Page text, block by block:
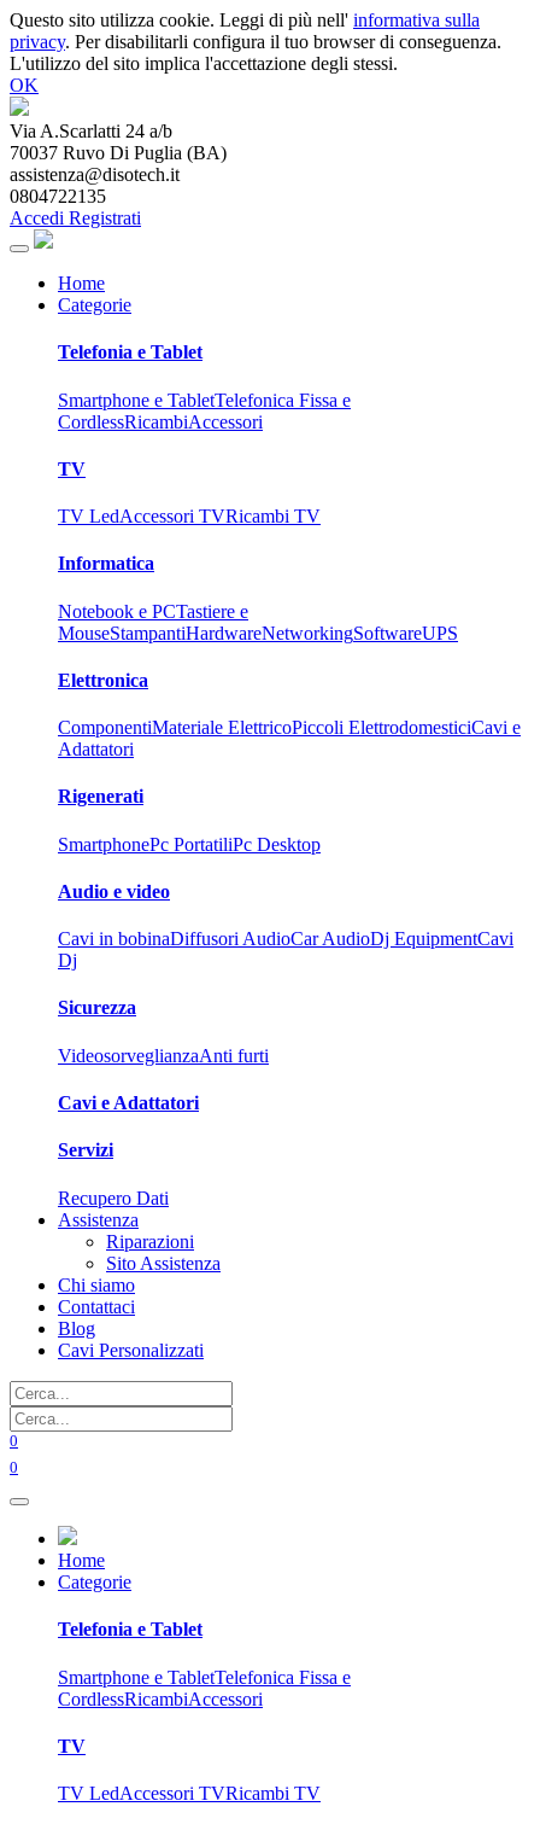
Questo sito utilizza cookie. Leggi di più nell' informativa sulla
privacy. Per disabilitarli configura il tuo browser di conseguenza.
L'utilizzo del sito implica l'accettazione degli stessi.
OK
Via A.Scarlatti 24 a/b
70037 Ruvo Di Puglia (BA)
assistenza@disotech.it
0804722135
Accedi Registrati
Home
Categorie
Telefonia e Tablet
Smartphone e TabletTelefonica Fissa e
CordlessRicambiAccessori
TV
TV LedAccessori TVRicambi TV
Informatica
Notebook e PCTastiere e
MouseStampantiHardwareNetworkingSoftwareUPS
Elettronica
ComponentiMateriale ElettricoPiccoli ElettrodomesticiCavi e
Adattatori
Rigenerati
SmartphonePc PortatiliPc Desktop
Audio e video
Cavi in bobinaDiffusori AudioCar AudioDj EquipmentCavi
Dj
Sicurezza
VideosorveglianzaAnti furti
Cavi e Adattatori
Servizi
Recupero Dati
Assistenza
Riparazioni
Sito Assistenza
Chi siamo
Contattaci
Blog
Cavi Personalizzati
0
0
Home
Categorie
Telefonia e Tablet
Smartphone e TabletTelefonica Fissa e
CordlessRicambiAccessori
TV
TV LedAccessori TVRicambi TV